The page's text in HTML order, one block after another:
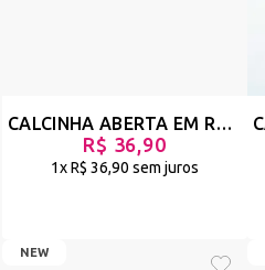
CALCINHA ABERTA EM RENDA COM BIJU DE LUXO NO BUMBUM - BEAUTIFUL - PRETO - REF 2856
R$ 36,90
1xR$ 36,90 sem juros
NEW